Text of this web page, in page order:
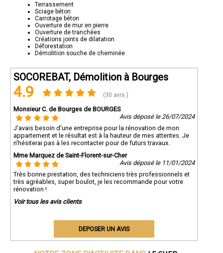
Terrassement
Sciage béton
Carrotage béton
Ouverture de mur en pierre
Ouverture de tranchées
Créations joints de dilatation
Déforestation
Démolition souche de cheminée
SOCOREBAT, Démolition à Bourges
4.9 (30 avis )
Monsieur C. de Bourges de BOURGES
Avis déposé le 26/07/2024
J'avais besoin d'une entreprise pour la rénovation de mon
appartement et le résultat est à la hauteur de mes attentes. Je
n'hésiterai pas à les recontacter pour de futurs travaux.
Mme Marquez de Saint-Florent-sur-Cher
Avis déposé le 11/01/2024
Très bonne prestation, des techniciens très professionnels et
très agréables, super boulot, je les recommande pour votre
rénovation !
Voir tous les avis clients
DEPOSER UN AVIS